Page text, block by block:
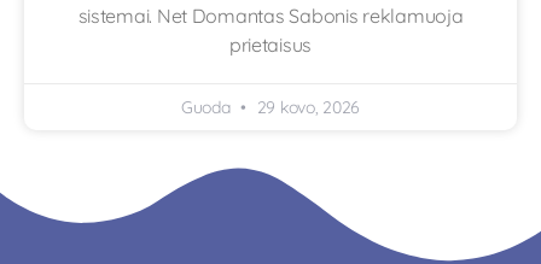
sistemai. Net Domantas Sabonis reklamuoja
prietaisus
Guoda 29 kovo, 2026